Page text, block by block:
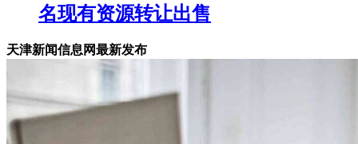
名现有资源转让出售
天津新闻信息网最新发布